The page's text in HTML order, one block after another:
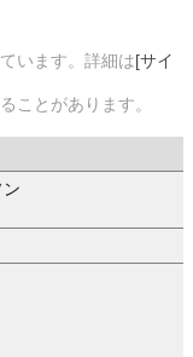
います。詳細は[サイ
ことがあります。